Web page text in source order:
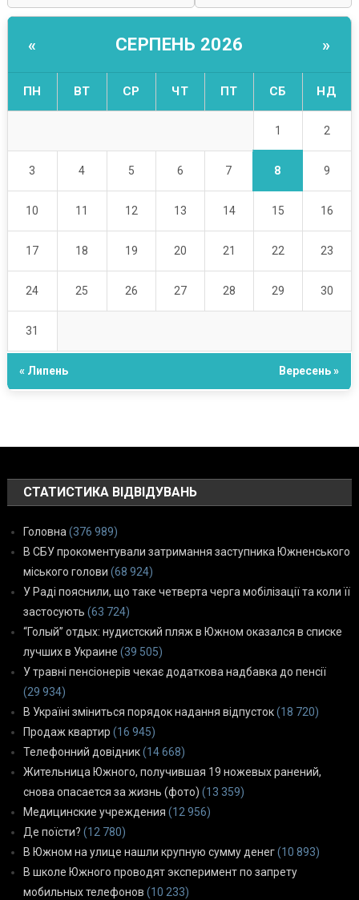
« СЕРПЕНЬ 2026 »
ПН ВТ СР ЧТ ПТ СБ НД
1 2
3 4 5 6 7 8 9
10 11 12 13 14 15 16
17 18 19 20 21 22 23
24 25 26 27 28 29 30
31
« Липень Вересень »
СТАТИСТИКА ВІДВІДУВАНЬ
Головна(376 989)
В СБУ прокоментували затримання заступника Южненського
міського голови (68 924)
У Раді пояснили, що таке четверта черга мобілізації та коли її
застосують (63 724)
“Голый” отдых: нудистский пляж в Южном оказался в списке
лучших в Украине (39 505)
У травні пенсіонерів чекає додаткова надбавка до пенсії
(29 934)
В Україні зміниться порядок надання відпусток(18 720)
Продаж квартир (16 945)
Телефонний довідник(14 668)
Жительница Южного, получившая 19 ножевых ранений,
снова опасается за жизнь (фото) (13 359)
Медицинские учреждения (12 956)
Де поїсти? (12 780)
В Южном на улице нашли крупную сумму денег(10 893)
В школе Южного проводят эксперимент по запрету
мобильных телефонов (10 233)